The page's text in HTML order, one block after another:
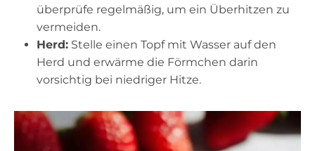
überprüfe regelmäßig, um ein Überhitzen zu
vermeiden.
Herd: Stelle einen Topf mit Wasser auf den
Herd und erwärme die Förmchen darin
vorsichtig bei niedriger Hitze.